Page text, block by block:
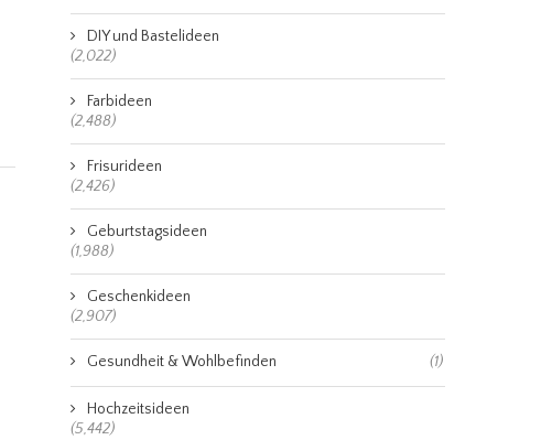
DIY und Bastelideen
(2,022)
Farbideen
(2,488)
Frisurideen
(2,426)
Geburtstagsideen
(1,988)
Geschenkideen
(2,907)
Gesundheit & Wohlbefinden (1)
Hochzeitsideen
(5,442)